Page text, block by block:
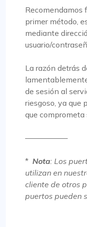
Recomendamos
primer método,
mediante
usuario/
La razón detrás
de sesión al
riesgoso, ya que
que comprometa
—————–
* Nota: Los
utilizan en
cliente de otros
puertos pueden